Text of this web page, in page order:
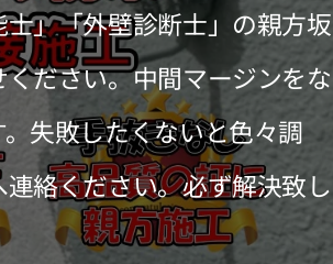
」「外壁診断士」の親方坂
ださい。中間マージンをな
失敗したくないと色々調
絡ください。必ず解決致し